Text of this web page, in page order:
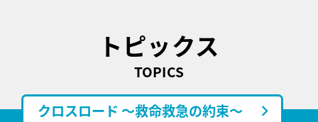
トピックス
TOPICS
クロスロード ～救命救急の約束～